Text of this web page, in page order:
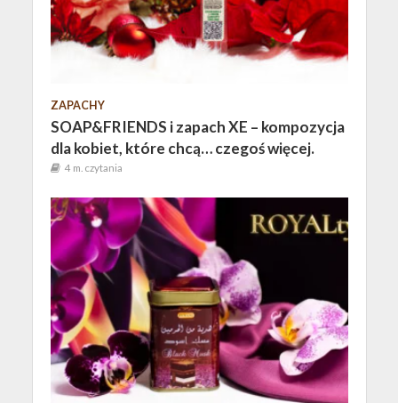
ZAPACHY
SOAP&FRIENDS i zapach XE – kompozycja
dla kobiet, które chcą… czegoś więcej.
4 m. czytania